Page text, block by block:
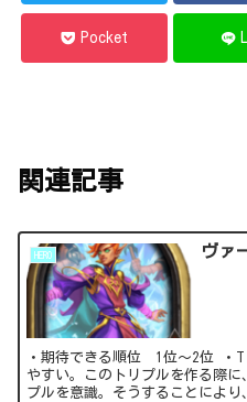
Pocket
関連記事
HERO ヴァ
・期待できる順位 1位～2位 ・Tierの理由トリプルを非常に組み
やすい。このトリプルを作る際
プルを意識。そうすることによ